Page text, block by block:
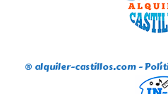
® alquiler-castillos.com -